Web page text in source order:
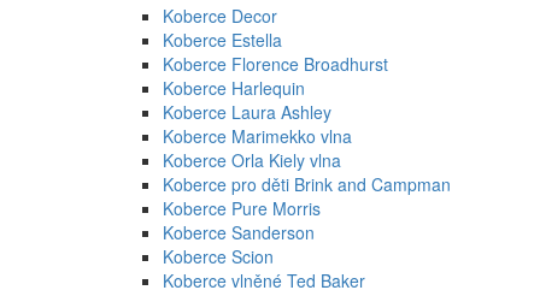
Koberce Decor
Koberce Estella
Koberce Florence Broadhurst
Koberce Harlequin
Koberce Laura Ashley
Koberce Marimekko vlna
Koberce Orla Kiely vlna
Koberce pro děti Brink and Campman
Koberce Pure Morris
Koberce Sanderson
Koberce Scion
Koberce vlněné Ted Baker